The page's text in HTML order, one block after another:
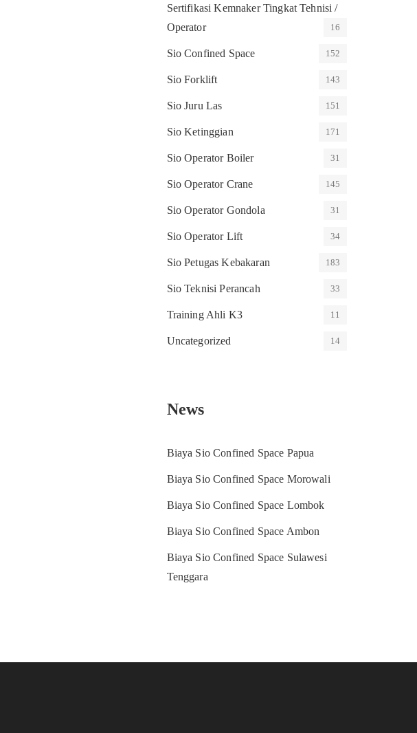
Sertifikasi Kemnaker Tingkat Tehnisi /
Operator
16
Sio Confined Space 152
Sio Forklift 143
Sio Juru Las 151
Sio Ketinggian 171
Sio Operator Boiler 31
Sio Operator Crane 145
Sio Operator Gondola 31
Sio Operator Lift 34
Sio Petugas Kebakaran 183
Sio Teknisi Perancah 33
Training Ahli K3 11
Uncategorized 14
News
Biaya Sio Confined Space Papua
Biaya Sio Confined Space Morowali
Biaya Sio Confined Space Lombok
Biaya Sio Confined Space Ambon
Biaya Sio Confined Space Sulawesi
Tenggara